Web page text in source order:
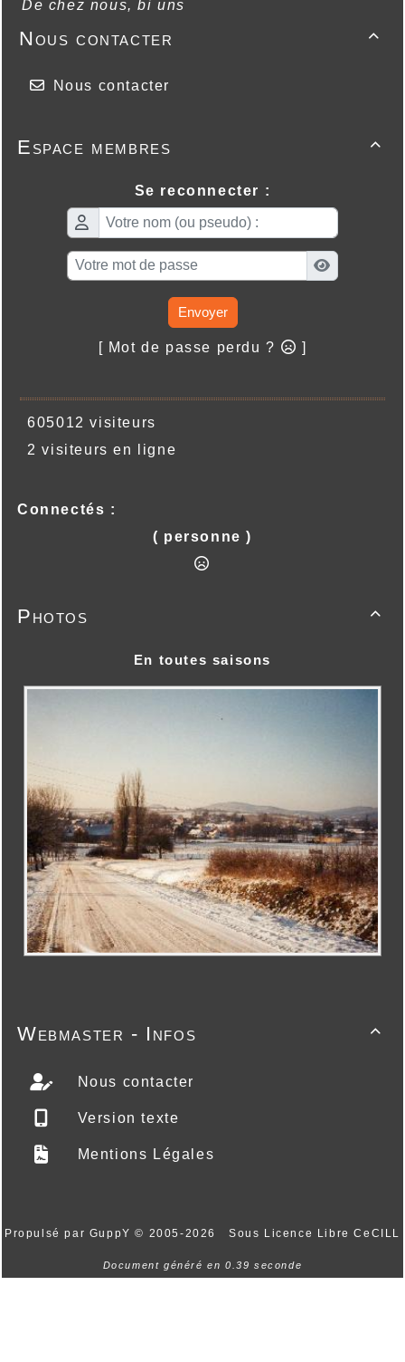
De chez nous, bi uns

Nous contacter
Nous contacter

Espace membres
Se reconnecter :
Envoyer
[ Mot de passe perdu ? ]
605012 visiteurs
2 visiteurs en ligne
Connectés :
( personne )

Photos
En toutes saisons

Webmaster - Infos
Nous contacter
Version texte
Mentions Légales
Propulsé par GuppY© 2005-2026 Sous Licence Libre CeCILL
Document généré en 0.39 seconde